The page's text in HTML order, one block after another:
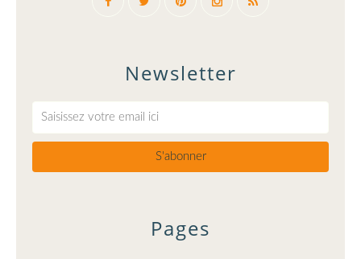
Newsletter
Pages